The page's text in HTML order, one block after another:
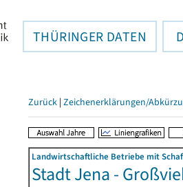
THÜRINGER DATEN
Zurück | Zeichenerklärungen/
Landwirtschaftliche Betriebe mit
Stadt Jena -